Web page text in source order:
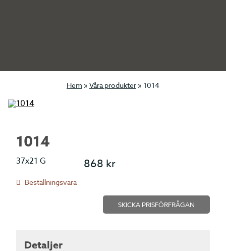
Hem » Våra produkter » 1014
1014
37x21 G
Beställningsvara
868 kr
SKICKA PRISFÖRFRÅGAN
Detaljer